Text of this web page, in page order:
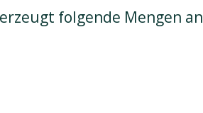
folgende Mengen an